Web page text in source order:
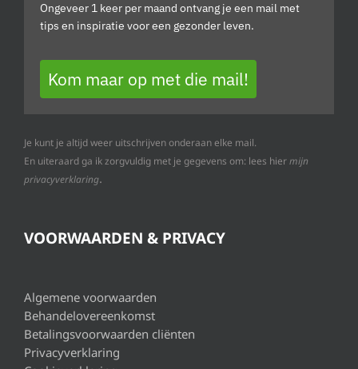
Ongeveer 1 keer per maand ontvang je een mail met
tips en inspiratie voor een gezonder leven.
Kom maar op met die mail!
Je kunt je altijd weer uitschrijven onderaan elke mail.
En uiteraard ga ik zorgvuldig met je gegevens om: lees hiermijn
privacyverklaring.
VOORWAARDEN & PRIVACY
Algemene voorwaarden
Behandelovereenkomst
Betalingsvoorwaarden cliënten
Privacyverklaring